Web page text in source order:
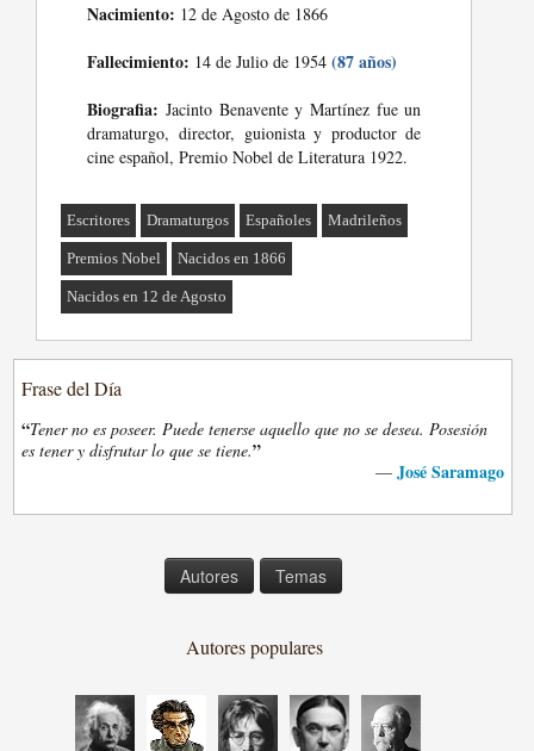
Nacimiento: 12 de Agosto de 1866
Fallecimiento: 14 de Julio de 1954(87 años)
Biografia: Jacinto Benavente y Martínez fue un
dramaturgo, director, guionista y productor de
cine español, Premio Nobel de Literatura 1922.
Escritores Dramaturgos Españoles Madrileños
Premios Nobel Nacidos en 1866
Nacidos en 12 de Agosto
Frase del Día
“Tener no es poseer. Puede tenerse aquello que no se desea. Posesión
es tener y disfrutar lo que se tiene.”
— José Saramago
Autores Temas
Autores populares